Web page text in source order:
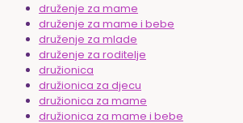
druženje za mame
druženje za mame i bebe
druženje za mlade
druženje za roditelje
družionica
družionica za djecu
družionica za mame
družionica za mame i bebe